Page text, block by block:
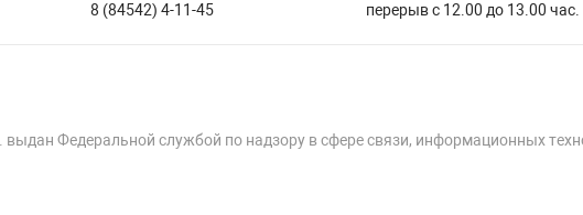
8 (84542) 4-11-45 перерыв с 12.00 до 13.00 час.
Федеральной службой по надзору в сфере связи, информационных